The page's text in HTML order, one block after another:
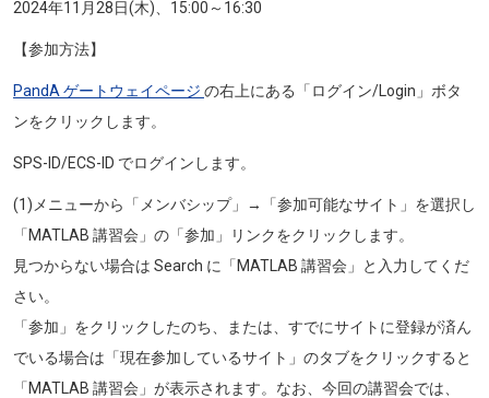
2024年11月28日(木)、15:00～16:30
【参加方法】
PandA ゲートウェイページ の右上にある「ログイン/Login」ボタ
ンをクリックします。
SPS-ID/ECS-ID でログインします。
(1)メニューから「メンバシップ」→「参加可能なサイト」を選択し
「MATLAB 講習会」の「参加」リンクをクリックします。
見つからない場合は Search に「MATLAB 講習会」と入力してくだ
さい。
「参加」をクリックしたのち、または、すでにサイトに登録が済ん
でいる場合は「現在参加しているサイト」のタブをクリックすると
「MATLAB 講習会」が表示されます。なお、今回の講習会では、